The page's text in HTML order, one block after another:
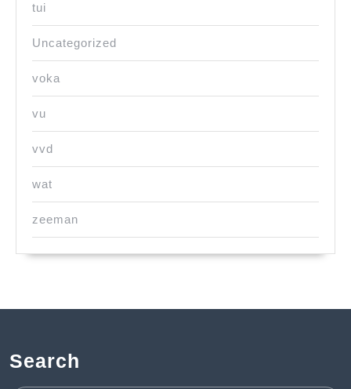
tui
Uncategorized
voka
vu
vvd
wat
zeeman
Search